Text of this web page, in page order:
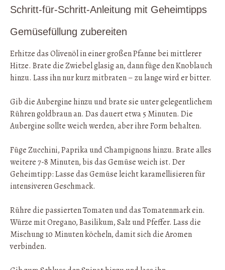
Schritt-für-Schritt-Anleitung mit Geheimtipps
Gemüsefüllung zubereiten
Erhitze das Olivenöl in einer großen Pfanne bei mittlerer
Hitze. Brate die Zwiebel glasig an, dann füge den Knoblauch
hinzu. Lass ihn nur kurz mitbraten – zu lange wird er bitter.
Gib die Aubergine hinzu und brate sie unter gelegentlichem
Rühren goldbraun an. Das dauert etwa 5 Minuten. Die
Aubergine sollte weich werden, aber ihre Form behalten.
Füge Zucchini, Paprika und Champignons hinzu. Brate alles
weitere 7-8 Minuten, bis das Gemüse weich ist. Der
Geheimtipp: Lasse das Gemüse leicht karamellisieren für
intensiveren Geschmack.
Rühre die passierten Tomaten und das Tomatenmark ein.
Würze mit Oregano, Basilikum, Salz und Pfeffer. Lass die
Mischung 10 Minuten köcheln, damit sich die Aromen
verbinden.